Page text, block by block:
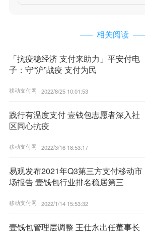
相关阅读
「抗疫稳经济 支付来助力」平安付电
子：守“沪”战疫 支付为民
移动支付网 | 2022/8/25 10:01:53
践行有温度支付 壹钱包志愿者深入社
区同心抗疫
移动支付网 | 2022/3/16 18:53:17
易观发布2021年Q3第三方支付移动市
场报告 壹钱包行业排名稳居第三
移动支付网 | 2022/1/14 15:53:32
壹钱包管理层调整 王仕永出任董事长